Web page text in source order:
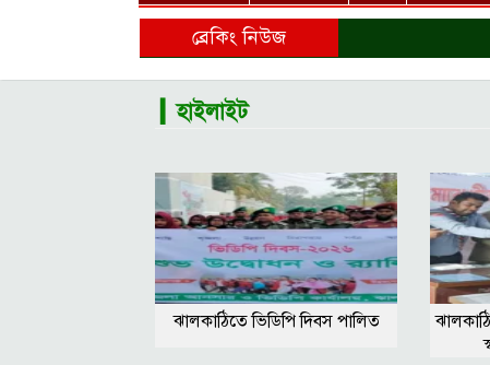
ব্রেকিং নিউজ
▎হাইলাইট
ঝালকাঠিতে ভিডিপি দিবস পালিত